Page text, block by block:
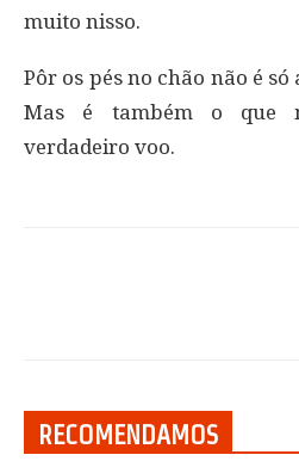
muito nisso.
Pôr os pés no chão não é
Mas é também o que
verdadeiro voo.
RECOMENDAMOS